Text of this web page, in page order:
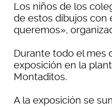
Los niños de los
de estos dibujos con
queremos»,
Durante todo el mes
exposición en la
Montaditos.
A la exposición se